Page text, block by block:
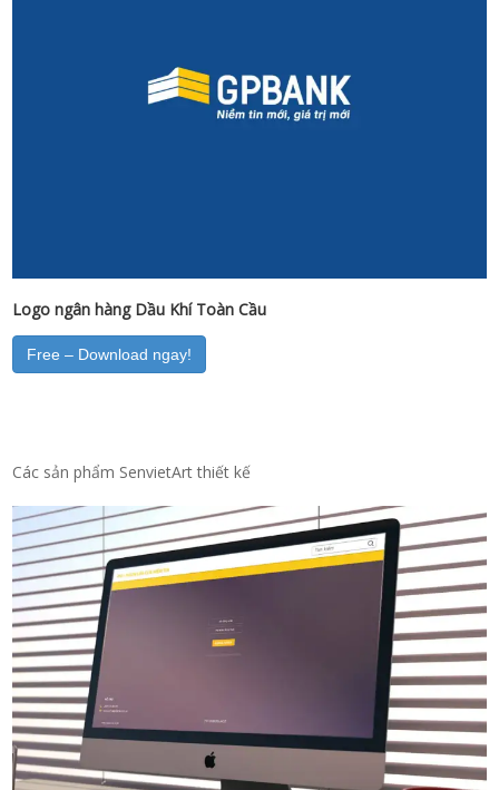
Logo ngân hàng Dầu Khí Toàn Cầu
Free – Download ngay!
Các sản phẩm SenvietArt thiết kế